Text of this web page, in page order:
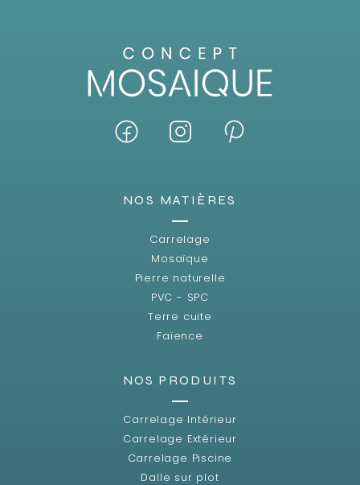
NOS MATIÈRES
Carrelage
Mosaïque
Pierre naturelle
PVC - SPC
Terre cuite
Faïence
NOS PRODUITS
Carrelage Intérieur
Carrelage Extérieur
Carrelage Piscine
Dalle sur plot